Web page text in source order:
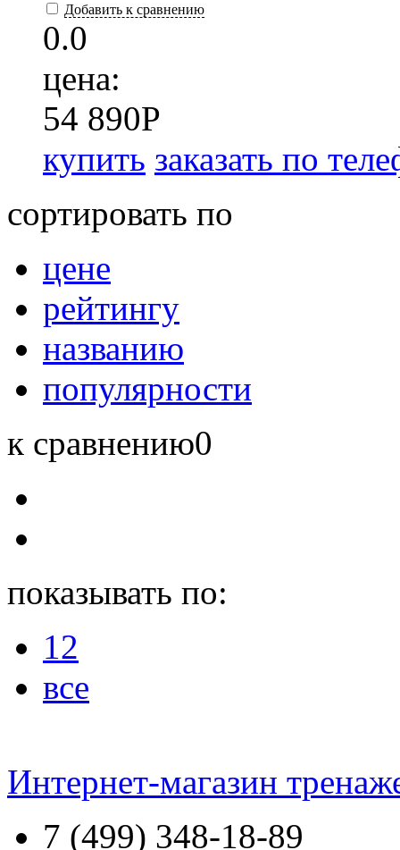
Добавить к сравнению
0.0
цена:
54 890P
купить заказать по
сортировать по
цене
рейтингу
названию
популярности
к сравнению0
показывать по:
12
все
Интернет-магазин
7 (499) 348-18-89